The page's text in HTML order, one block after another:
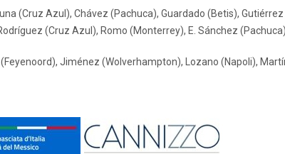
(Cruz Azul), Chávez (Pachuca), Guardado (Betis), Gutiérrez
(Cruz Azul), Romo (Monterrey), E. Sánchez (Pachuca).
Jiménez (Wolverhampton), Lozano (Napoli),